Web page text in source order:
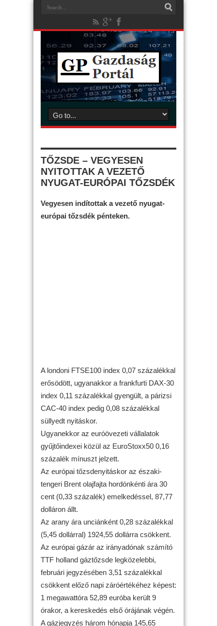
TŐZSDE – VEGYESEN
NYITOTTAK A VEZETŐ
NYUGAT-EURÓPAI TŐZSDÉK
Vegyesen indítottak a vezető nyugat-
európai tőzsdék pénteken.
A londoni FTSE100 index 0,07 százalékkal
erősödött, ugyanakkor a frankfurti DAX-30
index 0,11 százalékkal gyengült, a párizsi
CAC-40 index pedig 0,08 százalékkal
süllyedt nyitáskor.
Ugyanekkor az euróövezeti vállalatok
gyűjtőindexei közül az EuroStoxx50 0,16
százalék mínuszt jelzett.
Az európai tőzsdenyitáskor az északi-
tengeri Brent olajfajta hordónkénti ára 30
cent (0,33 százalék) emelkedéssel, 87,77
dolláron állt.
Az arany ára unciánként 0,28 százalékkal
(5,45 dollárral) 1924,55 dollárra csökkent.
Az európai gázár az irányadónak számító
TTF holland gáztőzsde legközelebbi,
februári jegyzésében 3,51 százalékkal
csökkent előző napi záróértékéhez képest:
1 megawattóra 52,89 euróba került 9
órakor, a kereskedés első órájának végén.
A gázjegyzés három hónapja 145,65